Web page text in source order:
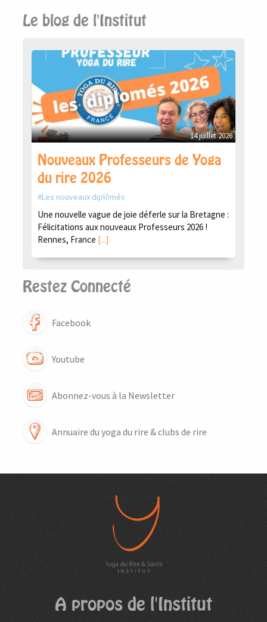
Le blog de l'Institut
14 juillet 2026
Nouveaux Professeurs de Yoga
du rire 2026
Les nouveaux diplômés
Une nouvelle vague de joie déferle sur la Bretagne :
Félicitations aux nouveaux Professeurs 2026 !
Rennes, France [...]
Restez Connecté
Facebook
Youtube
Abonnez-vous à la Newsletter
Annuaire du yoga du rire & clubs de rire
A propos de l'Institut